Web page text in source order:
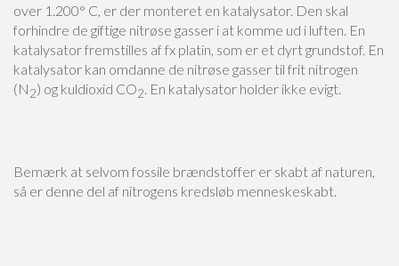
over 1.200° C, er der monteret en katalysator. Den skal
forhindre de giftige nitrøse gasser i at komme ud i luften. En
katalysator fremstilles af fx platin, som er et dyrt grundstof. En
katalysator kan omdanne de nitrøse gasser til frit nitrogen
(N2) og kuldioxid CO2 . En katalysator holder ikke evigt.
Bemærk at selvom fossile brændstoffer er skabt af naturen,
så er denne del af nitrogens kredsløb menneskeskabt.